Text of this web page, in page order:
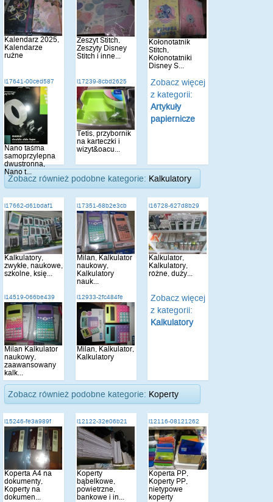
Kalendarz 2025,
Kalendarze
rużne
Zeszyt Stitch,
Zeszyty Disney
Stitch i inne...
Kołonotatnik
Stitch,
Kołonotatniki
Disney S...
i17641-00ced587
Nano taśma
samoprzylepna
dwustronna,
Nano t...
i17239-8cbd2625
Tetis, przybornik
na karteczki i
wizyt&oacu...
Zobacz więcej
z kategorii:
Artykuły
papiernicze
Zobacz również podobne kategorie: Kalkulatory
i17662-d61bdaf1
Kalkulatory,
zwykłe, naukowe,
szkolne, księ...
i17351-68b2e3cb
Milan, Kalkulator
naukowy,
Kalkulatory
nauk...
i16728-627d8b29
Kalkulator,
Kalkulatory,
różne, duży...
i14519-066be439
Milan Kalkulator
naukowy,
zaawansowany
kalk...
i12933-2fc484fe
Milan, Kalkulator,
Kalkulatory
Zobacz więcej
z kategorii:
Kalkulatory
Zobacz również podobne kategorie: Koperty
i15246-fe3a989f
Koperta A4 na
dokumenty,
Koperty na
dokumen...
i12122-32e06b21
Koperty
bąbelkowe,
powietrzne,
bankowe i in...
i12116-08121262
Koperta PP,
Koperty PP,
nietypowe
koperty